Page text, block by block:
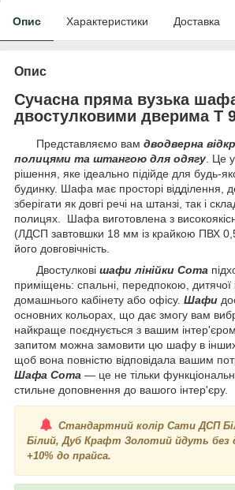
Опис Характеристики Доставка
Опис
Сучасна пряма вузька
двостулковими дверима Т
Представляємо вам дводверна
полицями та штангою для одягу. Це
рішення, яке ідеально підійде для будь-
будинку. Шафа має просторі відділення,
зберігати як довгі речі на штанзі, так і
полицях. Шафа виготовлена з
(ЛДСП завтовшки 18 мм із крайкою ПВХ
його довговічність.
Двостулкові шафи лінійки Сота
приміщень: спальні, передпокою, дитячої
домашнього кабінету або офісу. Шафи
основних кольорах, що дає змогу вам
найкраще поєднується з вашим
запитом можна замовити цю шафу в інших
щоб вона повністю відповідала вашим
Шафа Сота — це не тільки
стильне доповнення до вашого інтер'єру.
Стандартний колір Сати ДСП
Білий, Дуб Крафт Золотий йдуть без
+10% до прайса.